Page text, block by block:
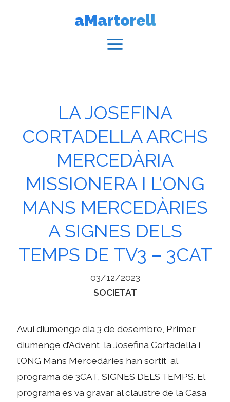
aMartorell
LA JOSEFINA
CORTADELLA ARCHS
MERCEDÀRIA
MISSIONERA I L’ONG
MANS MERCEDÀRIES
A SIGNES DELS
TEMPS DE TV3 – 3CAT
03/12/2023
Categories
SOCIETAT
Avui diumenge dia 3 de desembre, Primer
diumenge d’Advent, la Josefina Cortadella i
l’ONG Mans Mercedàries han sortit al
programa de 3CAT, SIGNES DELS TEMPS. El
programa es va gravar al claustre de la Casa